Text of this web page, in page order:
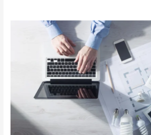
Homologar
aprovar